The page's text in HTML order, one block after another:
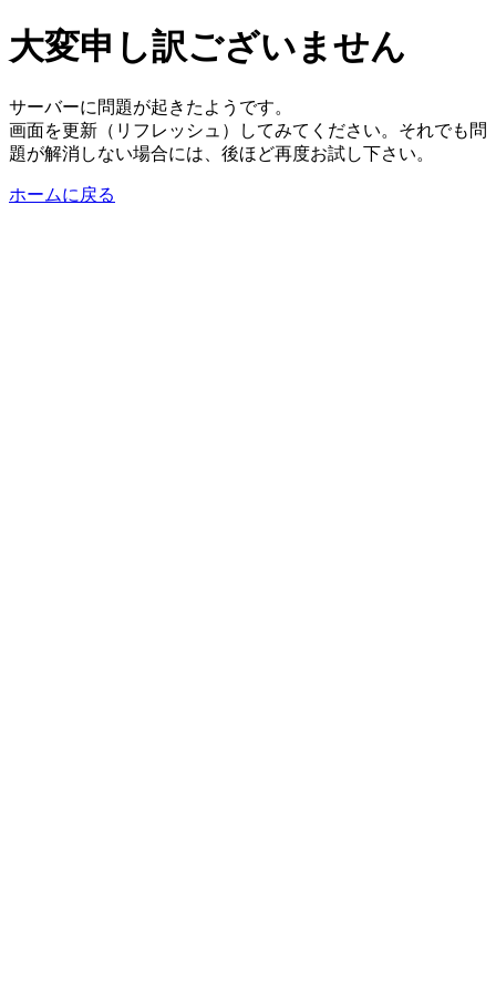
大変申し訳ございません
サーバーに問題が起きたようです。
画面を更新（リフレッシュ）してみてください。それでも問
題が解消しない場合には、後ほど再度お試し下さい。
ホームに戻る